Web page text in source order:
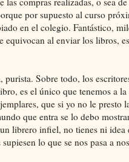
por supuesto al curso
en el colegio. Fantástico,
equivocan al enviar los libros,
Sobre todo, los
es el único que tenemos a la
que si yo no le presto
que entra se lo debo
librero infiel, no tienes ni
lo que se nos pasa a